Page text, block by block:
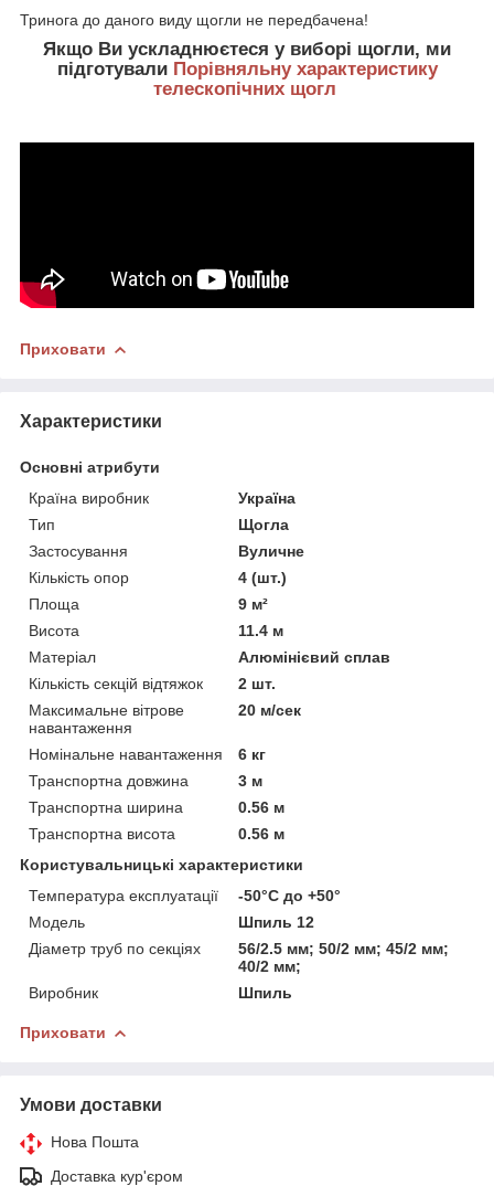
Тринога до даного виду щогли не передбачена!
Якщо Ви ускладнюєтеся у виборі щогли, ми
підготували Порівняльну характеристику
телескопічних щогл
Приховати
Характеристики
Основні атрибути
Країна виробник
Україна
Тип
Щогла
Застосування
Вуличне
Кількість опор
4 (шт.)
Площа
9 м²
Висота
11.4 м
Матеріал
Алюмінієвий сплав
Кількість секцій відтяжок
2 шт.
Максимальне вітрове
навантаження
20 м/сек
Номінальне навантаження
6 кг
Транспортна довжина
3 м
Транспортна ширина
0.56 м
Транспортна висота
0.56 м
Користувальницькі характеристики
Температура експлуатації
-50°C до +50°
Модель
Шпиль 12
Діаметр труб по секціях
56/2.5 мм; 50/2 мм; 45/2 мм;
40/2 мм;
Виробник
Шпиль
Приховати
Умови доставки
Нова Пошта
Доставка кур'єром